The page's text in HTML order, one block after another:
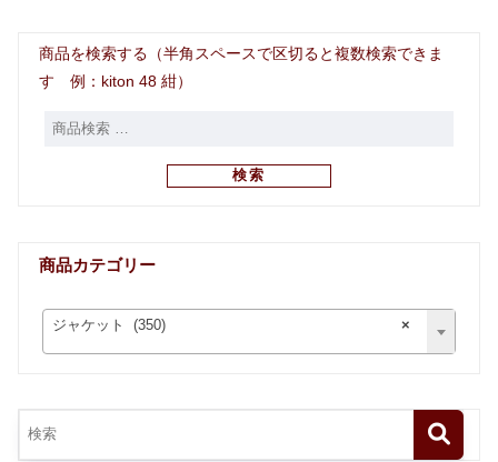
商品を検索する（半角スペースで区切ると複数検索できま
す 例：kiton 48 紺）
検索
商品カテゴリー
×
ジャケット (350)